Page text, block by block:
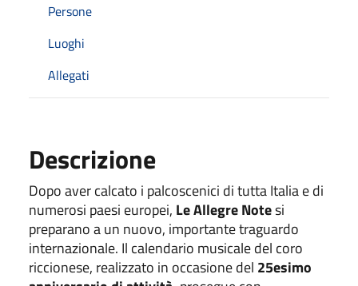
Persone
Luoghi
Allegati
Descrizione
Dopo aver calcato i palcoscenici di tutta Italia e di
numerosi paesi europei, Le Allegre Notesi
preparano a un nuovo, importante traguardo
internazionale. Il calendario musicale del coro
riccionese, realizzato in occasione del 25esimo